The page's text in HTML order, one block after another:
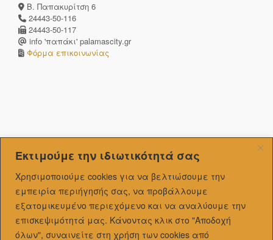
Εκτιμούμε την ιδιωτικότητά σας
Χρησιμοποιούμε cookies για να βελτιώσουμε την
εμπειρία περιήγησής σας, να προβάλλουμε
εξατομικευμένo περιεχόμενο και να αναλύουμε την
επισκεψιμότητά μας. Κάνοντας κλικ στο "Αποδοχή
όλων", συναινείτε στη χρήση των cookies από
Β. Παπακυρίτση 6
24443-50-116
24443-50-117
info 'παπάκι' palamascity.gr
Φόρμα επικοινωνίας